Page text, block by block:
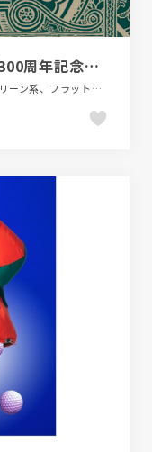
300年クローゼット｜大丸創業300周年記念企画
LP・特集ページ、イラスト、エレガント、グリーン系、フラットデザイン、建設・住宅・不動産